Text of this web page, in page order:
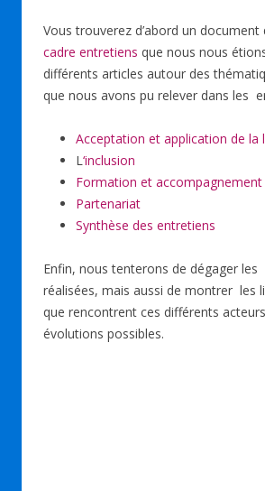
Vous trouverez d’abord un document
cadre entretiens que nous nous
différents articles autour des
que nous avons pu relever dans les
Acceptation et application de la
L‘inclusion
Formation et accompagnement
Partenariat
Synthèse des entretiens
Enfin, nous tenterons de dégager les
réalisées, mais aussi de montrer les
que rencontrent ces différents
évolutions possibles.